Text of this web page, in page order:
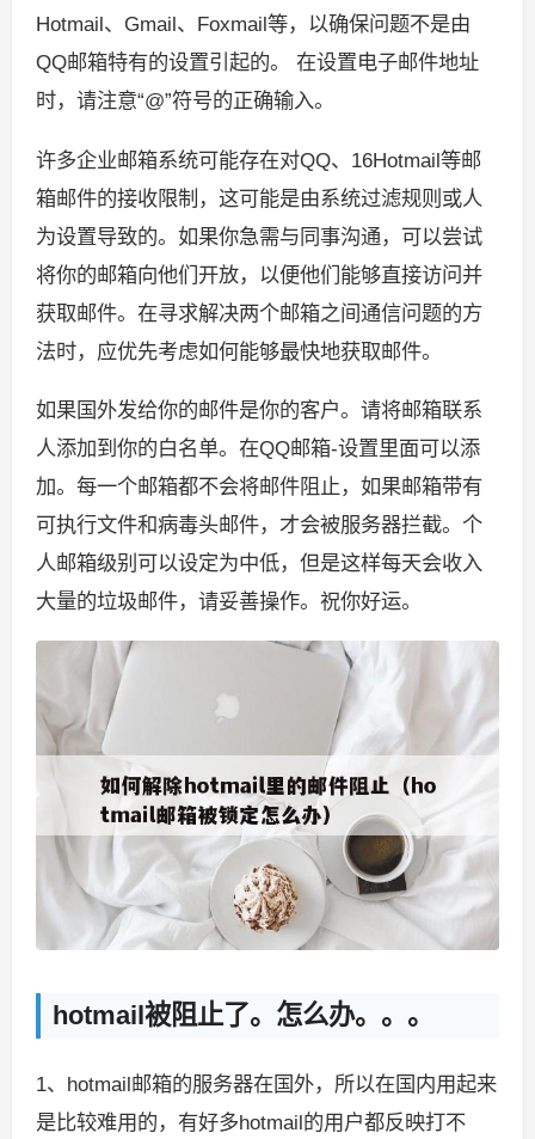
Hotmail、Gmail、Foxmail等，以确保问题不是由
QQ邮箱特有的设置引起的。 在设置电子邮件地址
时，请注意“@”符号的正确输入。
许多企业邮箱系统可能存在对QQ、16Hotmail等邮
箱邮件的接收限制，这可能是由系统过滤规则或人
为设置导致的。如果你急需与同事沟通，可以尝试
将你的邮箱向他们开放，以便他们能够直接访问并
获取邮件。在寻求解决两个邮箱之间通信问题的方
法时，应优先考虑如何能够最快地获取邮件。
如果国外发给你的邮件是你的客户。请将邮箱联系
人添加到你的白名单。在QQ邮箱-设置里面可以添
加。每一个邮箱都不会将邮件阻止，如果邮箱带有
可执行文件和病毒头邮件，才会被服务器拦截。个
人邮箱级别可以设定为中低，但是这样每天会收入
大量的垃圾邮件，请妥善操作。祝你好运。
hotmail被阻止了。怎么办。。。
1、hotmail邮箱的服务器在国外，所以在国内用起来
是比较难用的，有好多hotmail的用户都反映打不